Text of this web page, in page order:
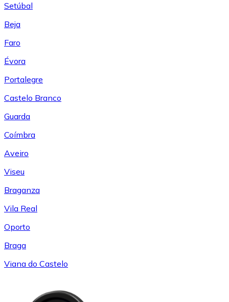
Setúbal
Beja
Faro
Évora
Portalegre
Castelo Branco
Guarda
Coímbra
Aveiro
Viseu
Braganza
Vila Real
Oporto
Braga
Viana do Castelo